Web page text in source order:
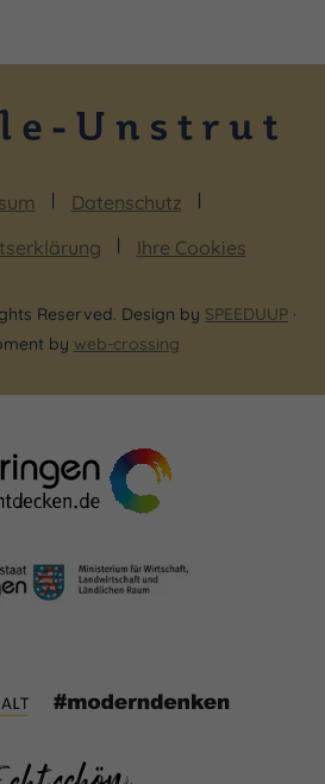
Datenschutz
Ihre Cookies
Reserved. Design by SPEEDUUP ·
by web-crossing